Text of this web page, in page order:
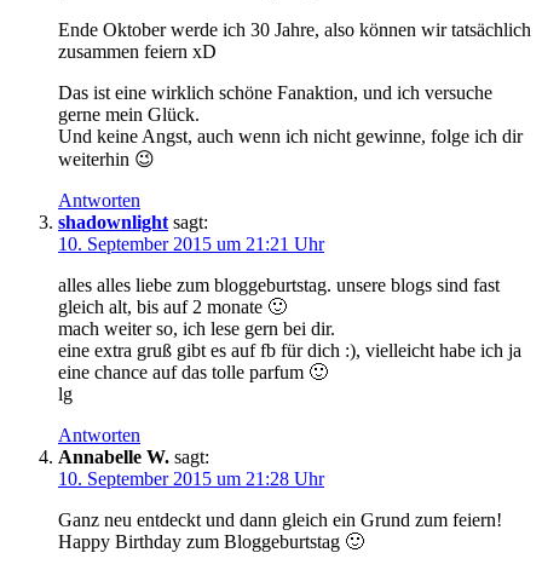
Ende Oktober werde ich 30 Jahre, also können wir tatsächlich
zusammen feiern xD
Das ist eine wirklich schöne Fanaktion, und ich versuche
gerne mein Glück.
Und keine Angst, auch wenn ich nicht gewinne, folge ich dir
weiterhin 😉
Antworten
shadownlight sagt:
10. September 2015 um 21:21 Uhr
alles alles liebe zum bloggeburtstag. unsere blogs sind fast
gleich alt, bis auf 2 monate 🙂
mach weiter so, ich lese gern bei dir.
eine extra gruß gibt es auf fb für dich :), vielleicht habe ich ja
eine chance auf das tolle parfum 🙂
lg
Antworten
Annabelle W. sagt:
10. September 2015 um 21:28 Uhr
Ganz neu entdeckt und dann gleich ein Grund zum feiern!
Happy Birthday zum Bloggeburtstag 🙂